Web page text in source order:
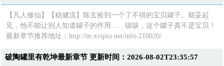
【凡人修仙】【稳健流】陈玄捡到一个了不得的宝贝罐子。稳妥起
见，他不能让别人知道罐子的作用……咳咳，这个罐子真不是宝贝！
最新章节推荐地址：http://m.xvipxs.net/info-210020/
破陶罐里有乾坤最新章节 更新时间：2026-08-02T23:35:57